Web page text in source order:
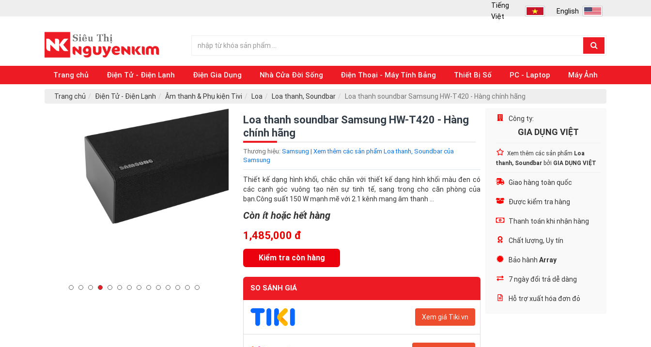
Tiếng
Việt
English
Trang chủ Điện Tử - Điện Lạnh Điện Gia Dụng Nhà Cửa Đời Sống Điện Thoại - Máy Tính Bảng Thiết Bị Số PC - Laptop Máy Ảnh
Trang chủ Điện Tử - Điện Lạnh Âm thanh & Phụ kiện Tivi Loa Loa thanh, Soundbar Loa thanh soundbar Samsung HW-T420 - Hàng chính hãng
Loa thanh soundbar Samsung HW-T420 - Hàng
chính hãng
Thương hiệu: Samsung | Xem thêm các sản phẩm Loa thanh, Soundbar của
Samsung
Thiết kế dạng hình khối, chắc chắn với thiết kế dạng hình khối màu đen có
các cạnh góc vuông tạo nên sự tinh tế, sang trọng cho căn phòng của
bạn.Công suất 150 W mạnh mẽ với 2.1 kênh mang âm thanh ...
Còn ít hoặc hết hàng
1,485,000 đ
Kiểm tra còn hàng
SO SÁNH GIÁ
Xem giá Tiki.vn
Công ty:
GIA DỤNG VIỆT
Xem thêm các sản phẩm Loa
thanh, Soundbarbởi GIA DỤNG VIỆT
Giao hàng toàn quốc
Được kiểm tra hàng
Thanh toán khi nhận hàng
Chất lượng, Uy tín
Bảo hành Array
7 ngày đổi trả dễ dàng
Hỗ trợ xuất hóa đơn đỏ